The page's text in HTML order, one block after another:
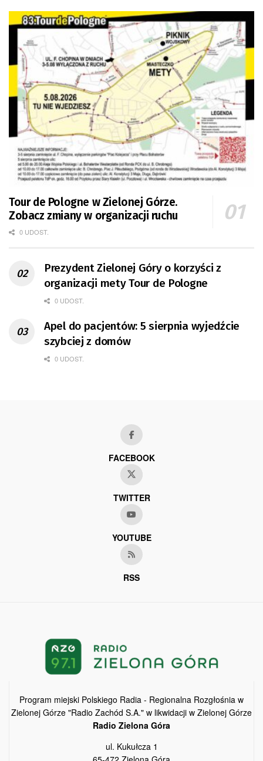
Tour de Pologne w Zielonej Górze.
Zobacz zmiany w organizacji ruchu
0 UDOST.
Prezydent Zielonej Góry o korzyści z
organizacji mety Tour de Pologne
0 UDOST.
Apel do pacjentów: 5 sierpnia wyjedźcie
szybciej z domów
0 UDOST.
FACEBOOK
TWITTER
YOUTUBE
RSS
Program miejski Polskiego Radia - Regionalna Rozgłośnia w
Zielonej Górze "Radio Zachód S.A." w likwidacji w Zielonej Górze
Radio Zielona Góra
ul. Kukułcza 1